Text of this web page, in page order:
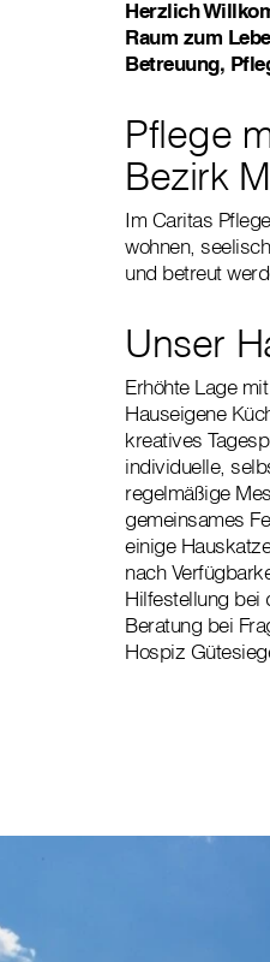
Herzlich
Raum zum
Betreuung,
Pflege
Bezirk
Im Caritas
wohnen,
und betreut
Unser
Erhöhte Lage
Hauseigene
kreatives
individuelle,
regelmäßige
gemeinsames
einige
nach
Hilfestellung bei
Beratung bei
Hospiz